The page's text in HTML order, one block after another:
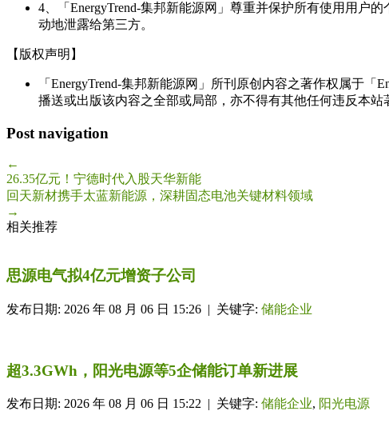
4、「EnergyTrend-集邦新能源网」尊重并保护所有使用用户
动地泄露给第三方。
【版权声明】
「EnergyTrend-集邦新能源网」所刊原创内容之著作权属于
播送或出版该内容之全部或局部，亦不得有其他任何违反本站
Post navigation
←
26.35亿元！宁德时代入股天华新能
回天新材携手太蓝新能源，深耕固态电池关键材料领域
→
相关推荐
思源电气拟4亿元增资子公司
发布日期: 2026 年 08 月 06 日 15:26 | 关键字: 储能企业
超3.3GWh，阳光电源等5企储能订单新进展
发布日期: 2026 年 08 月 06 日 15:22 | 关键字: 储能企业, 阳光电源